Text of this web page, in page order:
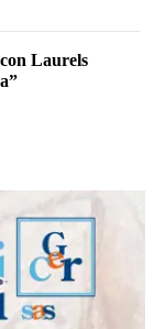
Laurels